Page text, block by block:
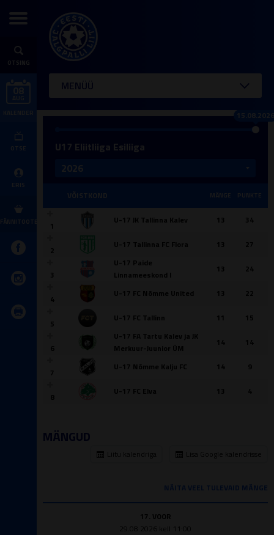
OTSING
OTSE
ERIS
FÄNNITOOTED
MENÜÜ
15.08.2026
U17 Eliitliiga Esiliiga
VÕISTKOND MÄNGE PUNKTE
1
U-17 JK Tallinna Kalev 13 34
2
U-17 Tallinna FC Flora 13 27
3
U-17 Paide
Linnameeskond I
13 24
4
U-17 FC Nõmme United 13 22
5
U-17 FC Tallinn 11 15
6
U-17 FA Tartu Kalev ja JK
Merkuur-Juunior ÜM
14 14
7
U-17 Nõmme Kalju FC 14 9
8
U-17 FC Elva 13 4
MÄNGUD
Liitu kalendriga Lisa Google kalendrisse
NÄITA VEEL TULEVAID MÄNGE
17. VOOR
29.08.2026 kell 11:00